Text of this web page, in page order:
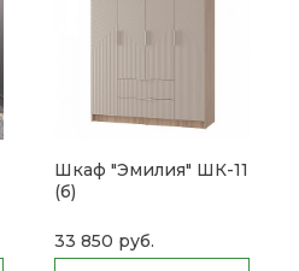
Шкаф "Эмилия" ШК-11
(б)
33 850 руб.